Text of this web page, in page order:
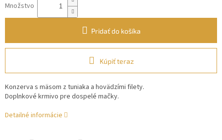
Množstvo
Pridať do košíka
Kúpiť teraz
Konzerva s mäsom z tuniaka a hovädzími filety.
Doplnkové krmivo pre dospelé mačky.
Detailné informácie